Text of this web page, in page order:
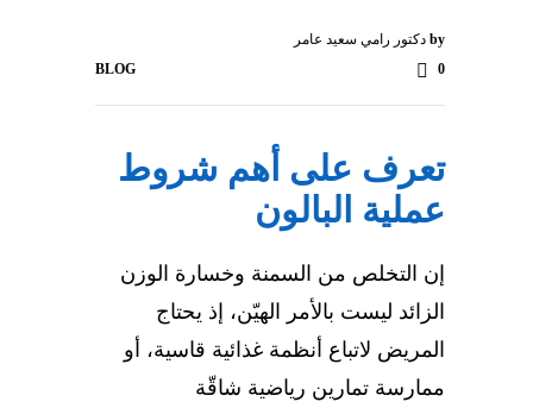
by دكتور رامي سعيد عامر
BLOG
0
تعرف على أهم شروط
عملية البالون
إن التخلص من السمنة وخسارة الوزن
الزائد ليست بالأمر الهيّن، إذ يحتاج
المريض لاتباع أنظمة غذائية قاسية، أو
ممارسة تمارين رياضية شاقّة